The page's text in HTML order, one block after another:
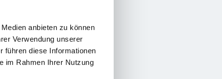
anbieten zu können
Verwendung unserer
führen diese Informationen
im Rahmen Ihrer Nutzung